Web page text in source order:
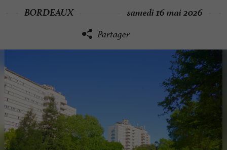
BORDEAUX samedi 16 mai 2026
Partager